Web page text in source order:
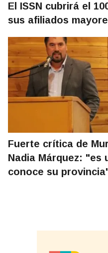
El ISSN cubrirá el
sus afiliados
Fuerte crítica de
Nadia Márquez: "es
conoce su